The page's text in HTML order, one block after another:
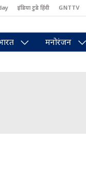
इंडिया टुडे हिंदी GNTTV
मनोरंजन